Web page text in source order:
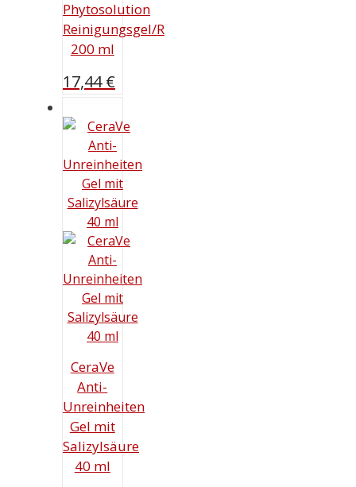
Phytosolution
Reinigungsgel/R
200 ml
17,44€
CeraVe
Anti-
Unreinheiten
Gel mit
Salizylsäure
40 ml